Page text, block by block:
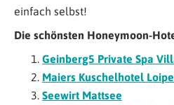
einfach selbst!
Die schönsten Honeymoon-
Geinberg5 Private Spa
Maiers Kuschelhotel
Seewirt Mattsee